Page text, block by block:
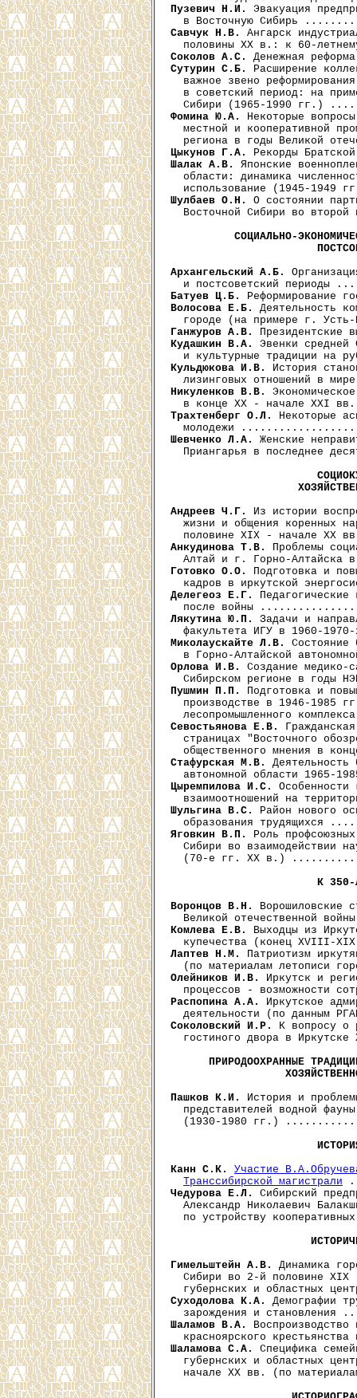
Пузевич Н.И.
Эвакуация
Савчук Н.В.
Ангарск
Соколов А.С.
Сутурин С.Б.
Расширение
важное звено
в советский период: на
Фомина Ю.А.
Некоторые
местной и кооперативной
Цыкунов Г.А.
Шалак А.В.
Японские
области: динамика
Шулбаев О.Н.
О состоянии
Восточной Сибири во второй
СОЦИАЛЬНО-
Архангельский А.Б.
Батуев Ц.Б.
Волосова Е.Б.
Деятельность
Ганжуров А.В.
Кудашкин В.А.
Эвенки средней
Кульдюкова И.В.
История
Никуленков В.В.
Трахтенберг О.Л.
Некоторые
Шевченко Л.А.
Женские
Приангарья в последнее
Андреев Ч.Г.
Из истории
жизни и общения коренных
Анкудинова Т.В.
Проблемы
Готовко О.О.
Подготовка и
Делегеоз Е.Г.
Педагогические
Лякутина Ю.П.
Задачи и
Миколаускайте Л.В.
Состояние
Орлова И.В.
Создание медико-
Пушмин П.П.
Подготовка и
производстве в 1946-1985
Севостьянова Е.В.
страницах "Восточного
Стафурская М.В.
Деятельность
Цыремпилова И.С.
Особенности
Шульгина B.C.
Район нового
Яговкин В.П.
Роль
Сибири во взаимодействии
(70-е гг. XX в.)
К 350-
Воронцов В.Н.
Ворошиловские
Комлева Е.В.
Выходцы из
Лаптев Н.М.
Патриотизм
Олейников И.В.
Иркутск и
Распопина А.А.
Иркутское
Соколовский И.Р.
К вопросу о
гостиного двора в Иркутске
ПРИРОДООХРАННЫЕ
Пашков К.И.
История и
представителей водной
(1930-1980 гг.)
Канн С.К.
Участие
Транссибирской магистрали
Чедурова Е.Л.
Сибирский
Александр Николаевич
по устройству
Гимельштейн А.В.
Динамика
Сибири во 2-й половине XIX
Суходолова К.А.
Демографии
Шаламов В.А.
Шаламова С.А.
Специфика
губернских и областных
начале XX вв. (по